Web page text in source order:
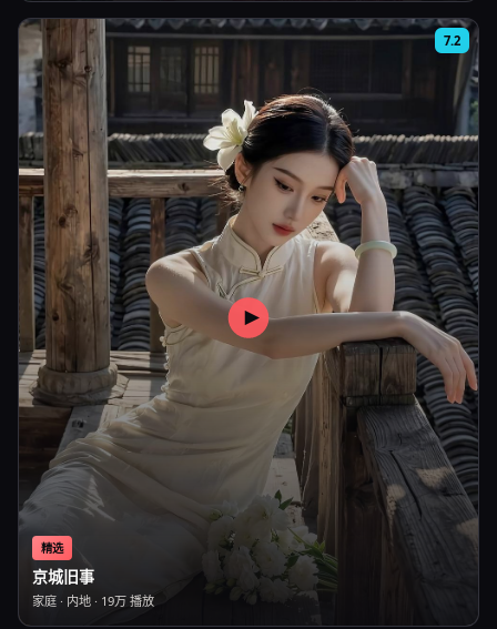
7.2
精选
京城旧事
家庭 · 内地 · 19万 播放